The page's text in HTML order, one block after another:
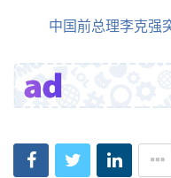
中国前总理李克强